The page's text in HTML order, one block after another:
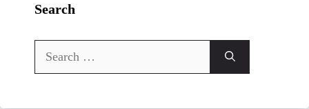
Search
Search
for: